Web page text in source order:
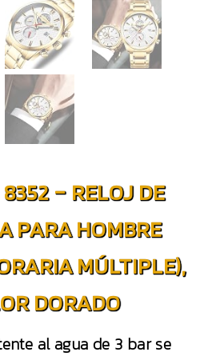
– RELOJ DE
PARA HOMBRE
MÚLTIPLE),
DORADO
al agua de 3 bar se